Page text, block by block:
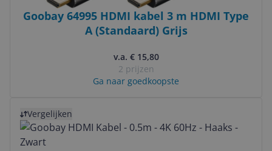
Goobay 64995 HDMI kabel 3 m HDMI Type
A (Standaard) Grijs
v.a. € 15,80
2 prijzen
Ga naar goedkoopste
Vergelijken